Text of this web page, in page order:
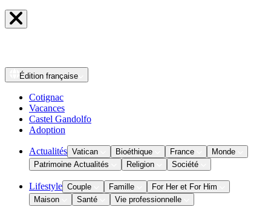
Édition française
Cotignac
Vacances
Castel Gandolfo
Adoption
Actualités Vatican Bioéthique France
Monde
Patrimoine Actualités
Religion Société
Lifestyle Couple Famille
For Her et For Him
Maison
Santé Vie professionnelle